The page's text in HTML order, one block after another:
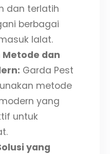
dan terlatih
berbagai
lalat.
dan
Garda Pest
metode
yang
untuk
yang